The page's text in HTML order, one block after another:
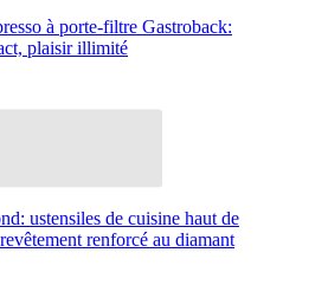
à porte-filtre Gastroback:
plaisir illimité
ustensiles de cuisine haut de
renforcé au diamant